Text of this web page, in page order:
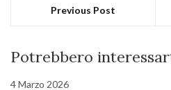
Previous Post
Potrebbero
4 Marzo 2026